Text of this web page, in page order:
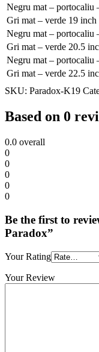
Negru mat – portocaliu
Gri mat – verde 19 inch
Negru mat – portocaliu
Gri mat – verde 20.5
Negru mat – portocaliu
Gri mat – verde 22.5
SKU: Paradox-K19
Based on 0
0.0 overall
0
0
0
0
0
Be the first to
Paradox”
Your Rating
Your Review